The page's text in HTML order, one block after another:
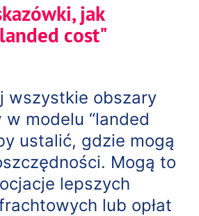
jak
cost"
wszystkie obszary
w modelu “landed
ustalić, gdzie mogą
Mogą to
lepszych
lub opłat